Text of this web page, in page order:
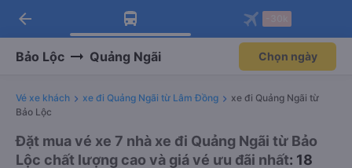
Tải app Vexere ngay!
Nhận ưu đãi thành viên độc
Mở app
Tải app Vexere
-30k/ghế khi đặt vé máy bay qua
Mở app
arrow_back
Bảo Lộc Quảng Ngãi Chọn ngày
Vé xe khách xe đi Quảng Ngãi từ Lâm Đồng
xe đi Quảng Ngãi từ
Bảo Lộc
Đặt mua vé xe 7 nhà xe đi Quảng Ngãi từ Bảo
Lộc chất lượng cao và giá vé ưu đãi nhất: 18